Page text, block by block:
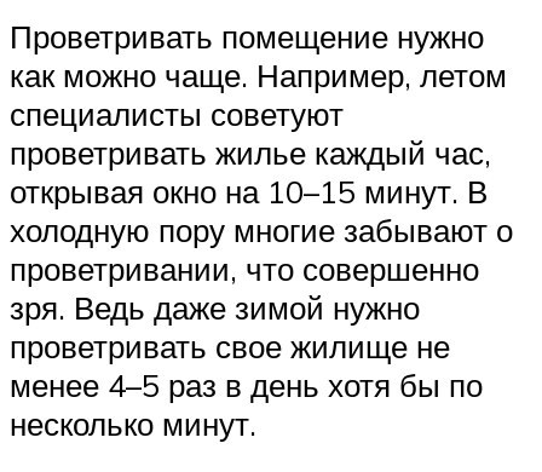
Проветривать помещение нужно
как можно чаще. Например, летом
специалисты советуют
проветривать жилье каждый час,
открывая окно на 10–15 минут. В
холодную пору многие забывают о
проветривании, что совершенно
зря. Ведь даже зимой нужно
проветривать свое жилище не
менее 4–5 раз в день хотя бы по
несколько минут.